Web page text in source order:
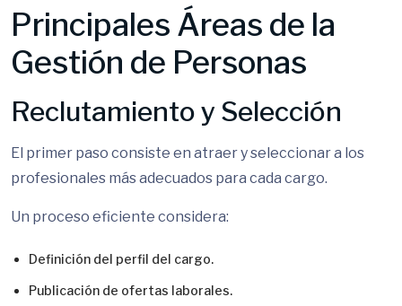
Principales Áreas de la
Gestión de Personas
Reclutamiento y Selección
El primer paso consiste en atraer y seleccionar a los
profesionales más adecuados para cada cargo.
Un proceso eficiente considera:
Definición del perfil del cargo.
Publicación de ofertas laborales.